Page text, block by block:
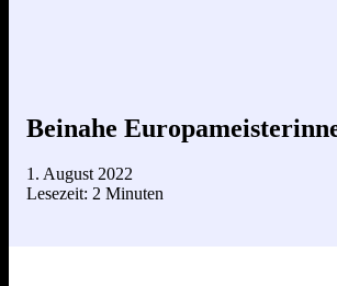
Beinahe
1. August 2022
Lesezeit: 2 Minuten